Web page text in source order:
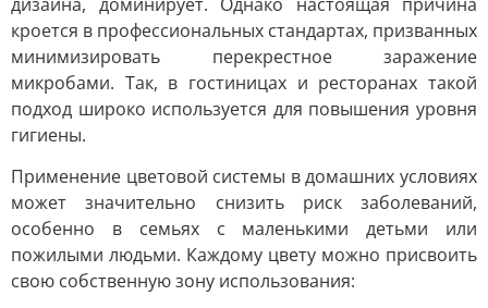
кроется в профессиональных стандартах, призванных
минимизировать перекрестное заражение
микробами. Так, в гостиницах и ресторанах такой
подход широко используется для повышения уровня
гигиены.
Применение цветовой системы в домашних условиях
может значительно снизить риск заболеваний,
особенно в семьях с маленькими детьми или
пожилыми людьми. Каждому цвету можно присвоить
свою собственную зону использования: